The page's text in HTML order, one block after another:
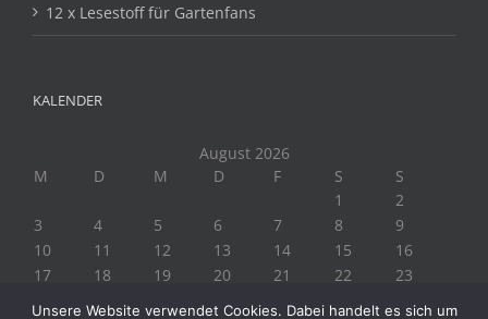
12 x Lesestoff für Gartenfans
KALENDER
August 2026
M
D M D F S
S
1
2
3
4 5 6 7 8
9
10
11 12 13 14 15
16
17
18 19 20 21 22
23
Unsere Website verwendet Cookies. Dabei handelt es sich um